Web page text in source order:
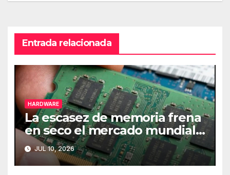
Entrada relacionada
HARDWARE
La escasez de memoria frena
en seco el mercado mundial
de PCs
JUL 10, 2026